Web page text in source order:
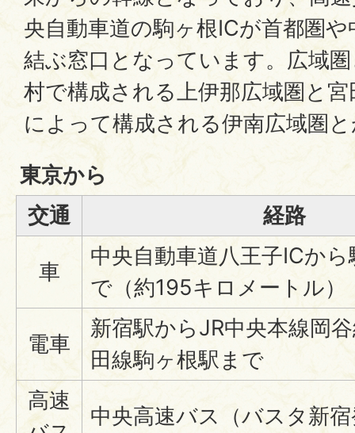
央自動車道の駒ヶ根ICが首都圏
結ぶ窓口となっています。広域
村で構成される上伊那広域圏と
によって構成される伊南広域圏
東京から
交通
経路
車
中央自動車道八王子ICか
で（約195キロメートル）
電車
新宿駅からJR中央本線岡
田線駒ヶ根駅まで
高速
中央高速バス（バスタ新